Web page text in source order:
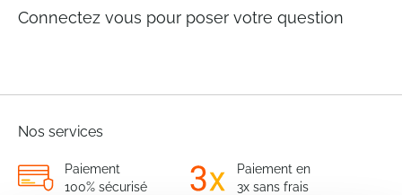
Connectez vous pour poser votre question
Nos services
Paiement
100% sécurisé
Paiement en
3x sans frais